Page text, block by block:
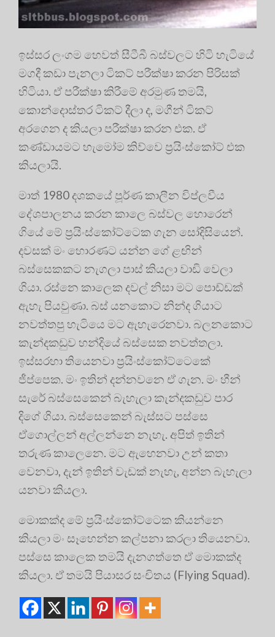
ඉස්සර ලංගම හෙවත් සීටීබී බස්වලට හිටි හැටියේ
මගදී කඩා පැනලා ටිකට් පරීක්ෂා කරන පිරිසක්
හිටියා. ඒ පරීක්ෂා කිරීමේ අරමුණ තමයි,
කොන්දොස්තර ටිකට් දීලා ද, මගීන් ටිකට්
අරගෙන ද කියලා පරීක්ෂා කරන එක. ඒ
කණ්ඩායමට හැමෝම කිව්වෙ ප්‍රයිංස්කෝට් එක
කියලායි.
මාත් 1980 දශකයේ පූර්ණ කාලීන විප්ලවීය
දේශපාලනය කරන කාලෙ බස්වල හොරෙන්
ගියේ මේ ප්‍රයිංස්කෝට්ටෙක ගැන සෝදිසියෙන්.
දවසක් මං හොරණට යන්න ගේ ළඟින්
බස්සෙකකට නැගලා පාස් කියලා වාඩි වෙලා
ගියා. රස්නෙ කාලෙක දවල් නිසා මට පොඩ්ඩක්
ඇහැ පියවුණා. බස් යනකොට නින්ද ගියාට
නවත්තපු හැටියෙ මට ඇහැරෙනවා. බලනකොට
කැන්දකඩුව හන්දියේ බස්සෙක නවත්තලා.
ඉස්සරහා තියෙනවා ප්‍රයිංස්කෝට්ටෙකේ
ජීප්පෙක. මං ඉතින් දන්නවනෙ ඒ ගැන. මං හීන්
සැරේ බස්සෙකෙන් බැහැලා කැන්දකඩුව පාර
දිගේ ගියා. බස්සෙකෙන් බැස්සට පස්සෙ
ඒගොල්ලන් අල්ලන්නෙ නැහැ. අපිත් ඉතින්
තරුණ කාලෙනෙ. මට ඇහෙනවා උන් කතා
වෙනවා, දැන් ඉතින් වැඩක් නැහැ, අන්න බැහැලා
යනවා කියලා.
මොකක්ද මේ ප්‍රයිංස්කෝට්ටෙක කියන්නෙ
කියලා මං සෑහෙන්න කල්පනා කරලා තියෙනවා.
පස්සෙ කාලෙක තමයි දැනගත්තෙ ඒ මොකක්ද
කියලා. ඒ තමයි පියාසර සංචිතය (Flying Squad).